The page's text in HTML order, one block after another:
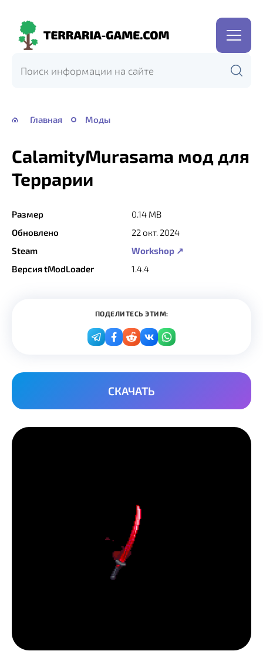
Terraria-
Главная Моды
CalamityMurasama мод для
Террарии
Размер
0.14 MB
Обновлено
22 окт. 2024
Steam
Workshop ↗
Версия tModLoader
1.4.4
ПОДЕЛИТЕСЬ ЭТИМ:
СКАЧАТЬ